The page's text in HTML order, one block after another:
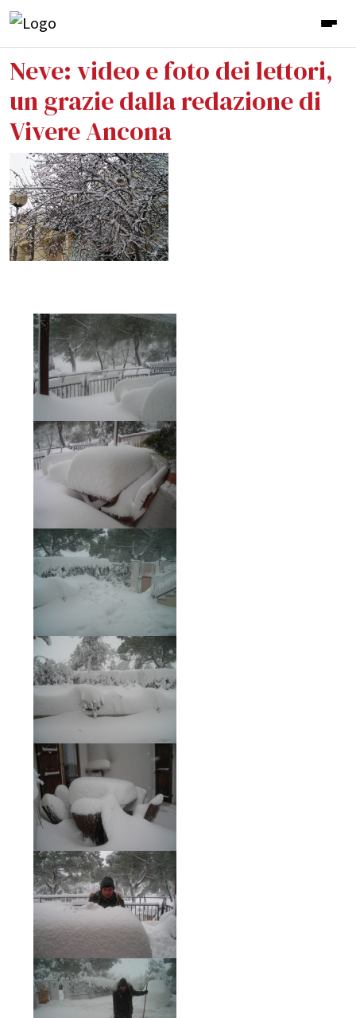
Neve: video e foto dei lettori,
un grazie dalla redazione di
Vivere Ancona